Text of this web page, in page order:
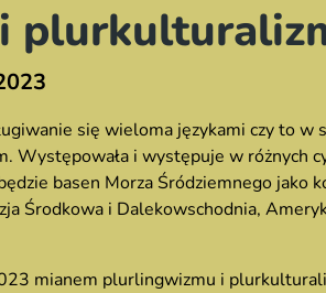
się wieloma językami czy to w
Występowała i występuje w różnych
basen Morza Śródziemnego jako
Środkowa i Dalekowschodnia,
mianem plurlingwizmu i